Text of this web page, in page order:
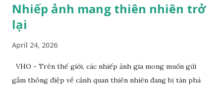
Nhiếp ảnh mang thiên nhiên trở
lại
April 24, 2026
VHO - Trên thế giới, các nhiếp ảnh gia mong muốn gửi
gắm thông điệp về cảnh quan thiên nhiên đang bị tàn phá